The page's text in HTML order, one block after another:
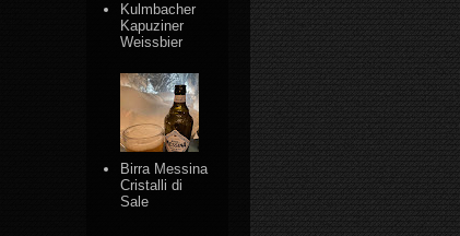
Kulmbacher
Kapuziner
Weissbier
Birra Messina
Cristalli di
Sale